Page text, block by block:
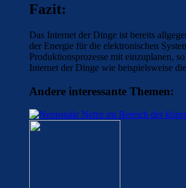
Fazit:
Das Internet der Dinge ist bereits
der Energie für die elektronischen
Produktionsprozesse mit einzuplanen,
Internet der Dinge wie beispielsweise
Andere interessante Themen: